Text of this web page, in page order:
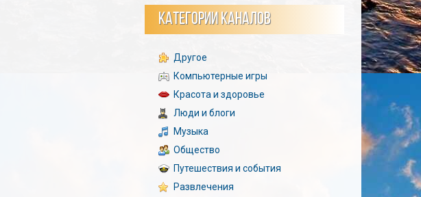
КАТЕГОРИИ КАНАЛОВ
Другое
Компьютерные игры
Красота и здоровье
Люди и блоги
Музыка
Общество
Путешествия и события
Развлечения